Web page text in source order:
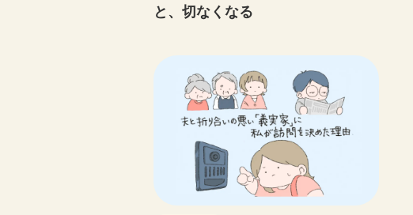
と、切なくなる